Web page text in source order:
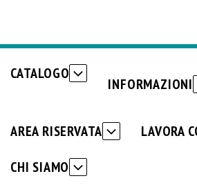
CHI SIAMO
CATALOGO
INFORMAZIONI
AREA RISERVATA LAVORA